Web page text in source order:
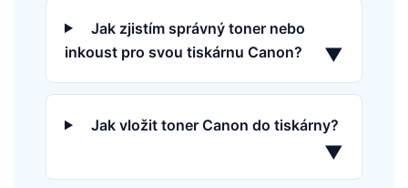
Jak zjistím správný toner nebo
inkoust pro svou tiskárnu Canon?
▼
Jak vložit toner Canon do tiskárny?
▼